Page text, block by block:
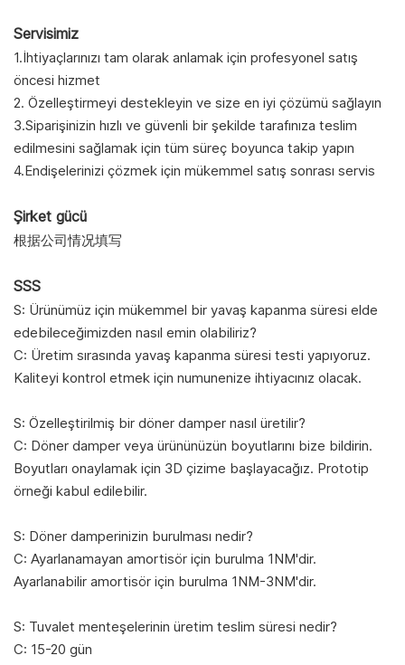
Servisimiz
1.İhtiyaçlarınızı tam olarak anlamak için profesyonel satış
öncesi hizmet
2. Özelleştirmeyi destekleyin ve size en iyi çözümü sağlayın
3.Siparişinizin hızlı ve güvenli bir şekilde tarafınıza teslim
edilmesini sağlamak için tüm süreç boyunca takip yapın
4.Endişelerinizi çözmek için mükemmel satış sonrası servis
Şirket gücü
根据公司情况填写
SSS
S: Ürünümüz için mükemmel bir yavaş kapanma süresi elde
edebileceğimizden nasıl emin olabiliriz?
C: Üretim sırasında yavaş kapanma süresi testi yapıyoruz.
Kaliteyi kontrol etmek için numunenize ihtiyacınız olacak.
S: Özelleştirilmiş bir döner damper nasıl üretilir?
C: Döner damper veya ürününüzün boyutlarını bize bildirin.
Boyutları onaylamak için 3D çizime başlayacağız. Prototip
örneği kabul edilebilir.
S: Döner damperinizin burulması nedir?
C: Ayarlanamayan amortisör için burulma 1NM'dir.
Ayarlanabilir amortisör için burulma 1NM-3NM'dir.
S: Tuvalet menteşelerinin üretim teslim süresi nedir?
C: 15-20 gün